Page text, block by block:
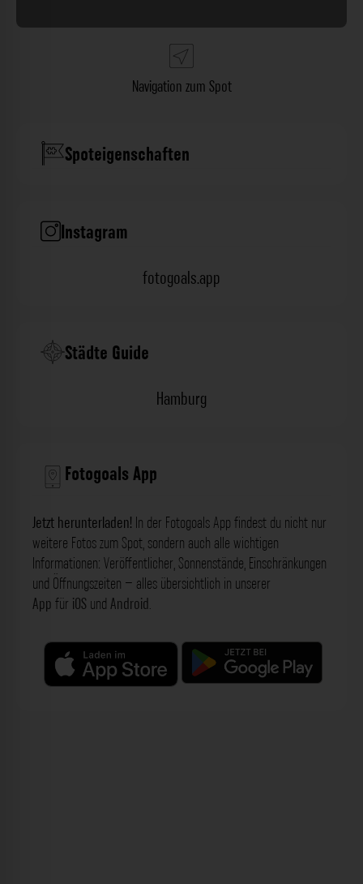
Navigation zum Spot
Spoteigenschaften
Instagram
fotogoals.app
Städte Guide
Hamburg
Fotogoals App
Jetzt herunterladen! In der Fotogoals App findest du nicht nur
weitere Fotos zum Spot, sondern auch alle wichtigen
Informationen: Veröffentlicher, Sonnenstände, Einschränkungen
und Öffnungszeiten – alles übersichtlich in unserer
App für iOS und Android.